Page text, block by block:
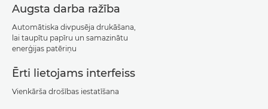
Augsta darba ražība
Automātiska divpusēja drukāšana,
lai taupītu papīru un samazinātu
enerģijas patēriņu
Ērti lietojams interfeiss
Vienkārša drošības iestatīšana